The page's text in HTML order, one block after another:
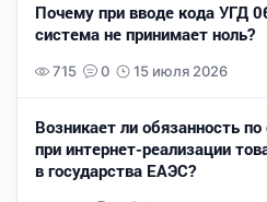
Почему при вводе кода УГД
система не принимает ноль?
715 0 15 июля 2026
Возникает ли обязанность
при интернет-реализации
в государства ЕАЭС?